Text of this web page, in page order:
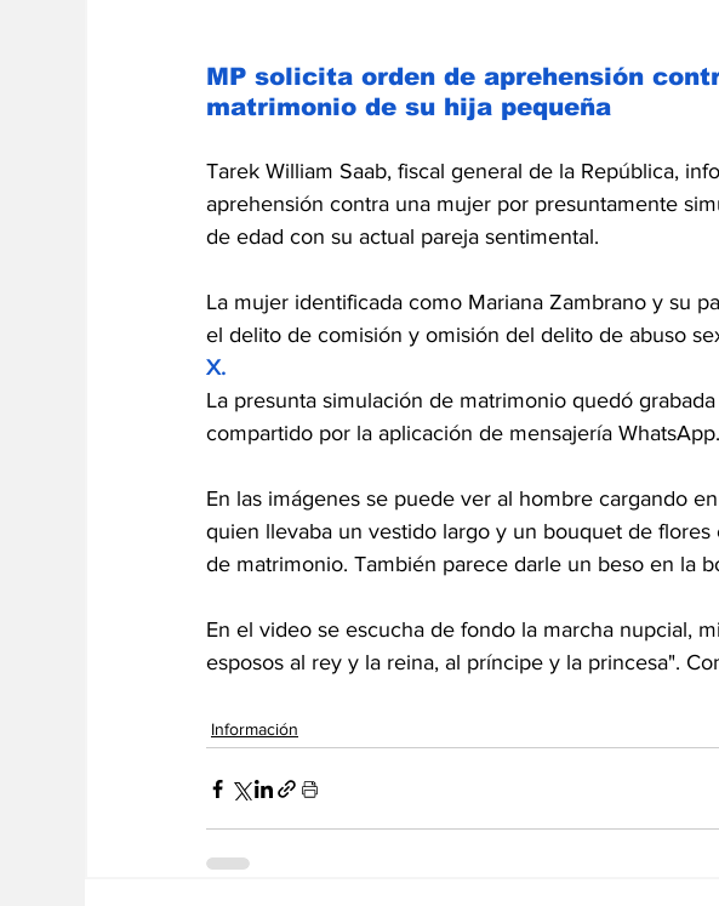
MP solicita orden de aprehensión
matrimonio de su hija pequeña
Tarek William Saab, fiscal general de la República,
aprehensión contra una mujer por presuntamente
de edad con su actual pareja sentimental.
La mujer identificada como Mariana Zambrano y su
el delito de comisión y omisión del delito de abuso
X.
La presunta simulación de matrimonio quedó
compartido por la aplicación de mensajería WhatsApp.
En las imágenes se puede ver al hombre cargando
quien llevaba un vestido largo y un bouquet de
de matrimonio. También parece darle un beso en la
En el video se escucha de fondo la marcha nupcial,
esposos al rey y la reina, al príncipe y la princesa".
Información